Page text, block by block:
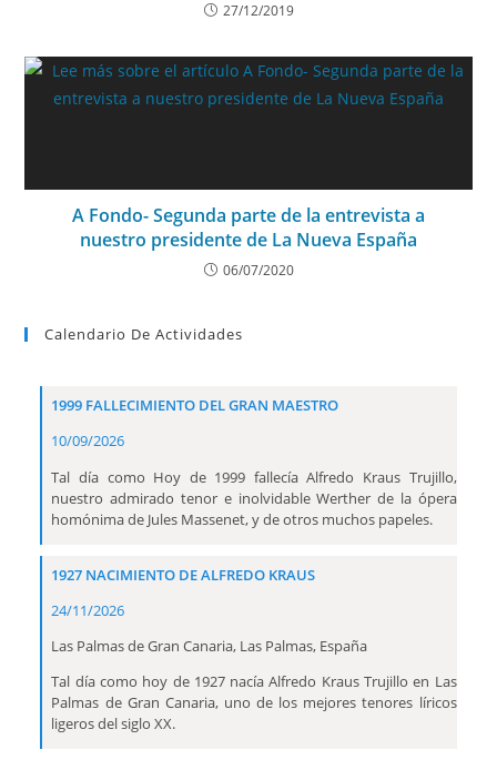
27/12/2019
A Fondo- Segunda parte de la entrevista a
nuestro presidente de La Nueva España
06/07/2020
Calendario De Actividades
1999 FALLECIMIENTO DEL GRAN MAESTRO
10/09/2026
Tal día como Hoy de 1999 fallecía Alfredo Kraus Trujillo,
nuestro admirado tenor e inolvidable Werther de la ópera
homónima de Jules Massenet, y de otros muchos papeles.
1927 NACIMIENTO DE ALFREDO KRAUS
24/11/2026
Las Palmas de Gran Canaria, Las Palmas, España
Tal día como hoy de 1927 nacía Alfredo Kraus Trujillo en Las
Palmas de Gran Canaria, uno de los mejores tenores líricos
ligeros del siglo XX.